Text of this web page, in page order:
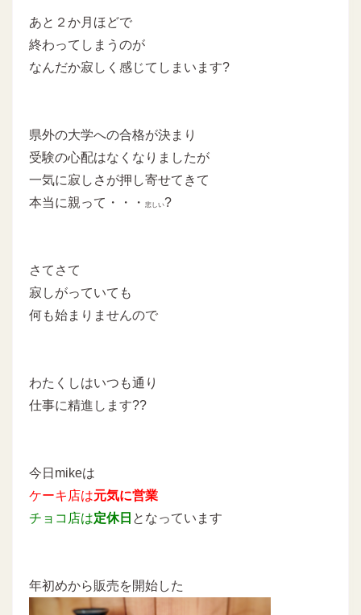
あと２か月ほどで
終わってしまうのが
なんだか寂しく感じてしまいます?
県外の大学への合格が決まり
受験の心配はなくなりましたが
一気に寂しさが押し寄せてきて
本当に親って・・・
悲しい?
さてさて
寂しがっていても
何も始まりませんので
わたくしはいつも通り
仕事に精進します??
今日mikeは
ケーキ店は元気に営業
チョコ店は定休日 となっています
年初めから販売を開始した